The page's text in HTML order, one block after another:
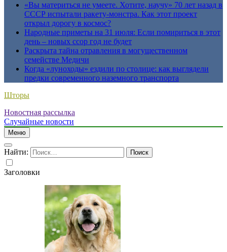
«Вы материться не умеете. Хотите, научу» 70 лет назад в
СССР испытали ракету-монстра. Как этот проект
открыл дорогу в космос?
Народные приметы на 31 июля: Если помириться в этот
день – новых ссор год не будет
Раскрыта тайна отравления в могущественном
семействе Медичи
Когда «луноходы» ездили по столице: как выглядели
предки современного наземного транспорта
Шторы
Новостная рассылка
Случайные новости
Меню
Найти:
Заголовки